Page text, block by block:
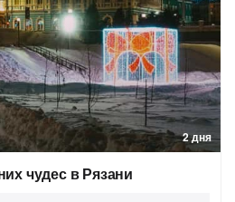
2 дня
чудес в Рязани